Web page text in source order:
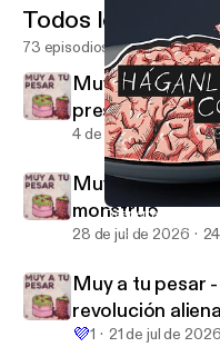
Despertares:
Háganle como
Todos los
73 episodios
Muy a tu pesar
prescripción: el
4 de ago de 2026
Muy a tu pesar
monstruo
28 de jul de 2026
Muy a tu pesar
revolución
💜1 21 de jul de 2026